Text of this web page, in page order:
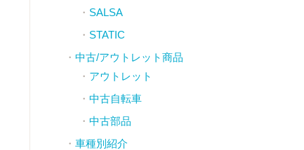
SALSA
STATIC
中古/アウトレット商品
アウトレット
中古自転車
中古部品
車種別紹介